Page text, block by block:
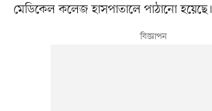
মেডিকেল কলেজ হাসপাতালে পাঠানো হয়েছে।